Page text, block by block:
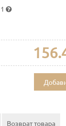
1
Возврат товара